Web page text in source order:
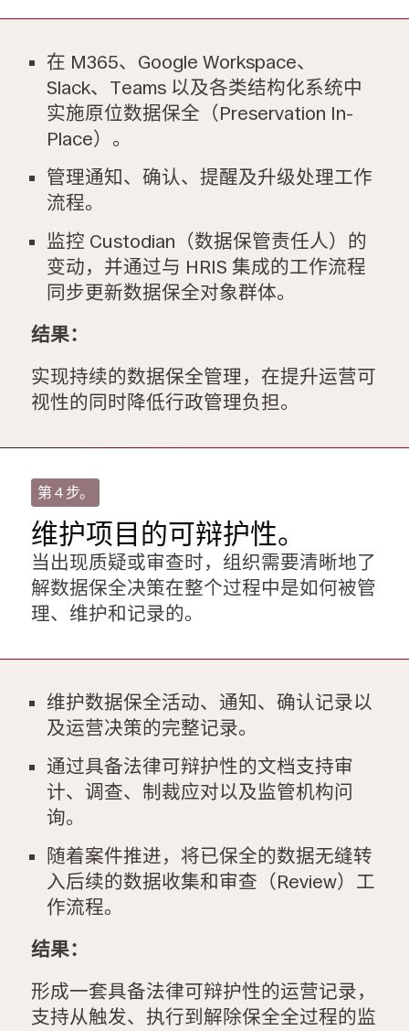
在 M365、Google Workspace、
Slack、Teams 以及各类结构化系统中
实施原位数据保全（Preservation In-
Place）。
管理通知、确认、提醒及升级处理工作
流程。
监控 Custodian（数据保管责任人）的
变动，并通过与 HRIS 集成的工作流程
同步更新数据保全对象群体。
结果：
实现持续的数据保全管理，在提升运营可
视性的同时降低行政管理负担。
第 4 步。
维护项目的可辩护性。
当出现质疑或审查时，组织需要清晰地了
解数据保全决策在整个过程中是如何被管
理、维护和记录的。
维护数据保全活动、通知、确认记录以
及运营决策的完整记录。
通过具备法律可辩护性的文档支持审
计、调查、制裁应对以及监管机构问
询。
随着案件推进，将已保全的数据无缝转
入后续的数据收集和审查（Review）工
作流程。
结果：
形成一套具备法律可辩护性的运营记录，
支持从触发、执行到解除保全全过程的监